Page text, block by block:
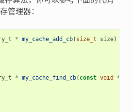
管理器：
* my_cache_add_cb( size_t size)
* my_cache_find_cb( const void *